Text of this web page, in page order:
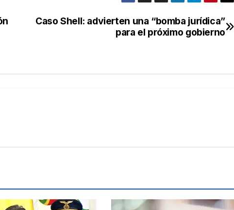
Caso Shell: advierten una “bomba jurídica”
para el próximo gobierno